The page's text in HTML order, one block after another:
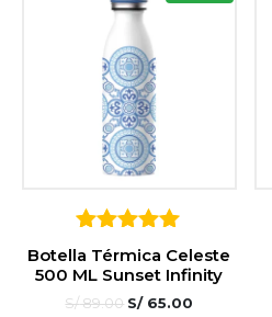
sobre 5
Botella Térmica Celeste
500 ML Sunset Infinity
S/89.00 S/65.00